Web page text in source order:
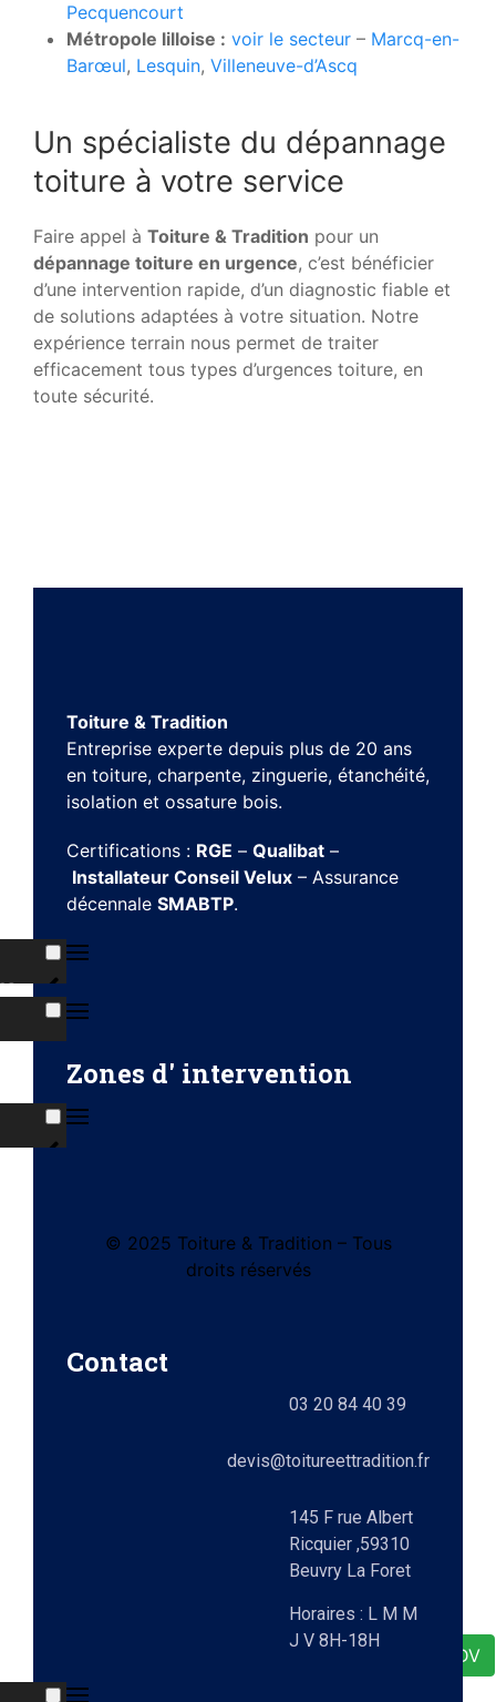
Demande de RDV
Pecquencourt
Métropole lilloise : voir le secteur – Marcq-en-
Barœul, Lesquin, Villeneuve-d’Ascq
Un spécialiste du dépannage
toiture à votre service
Faire appel à Toiture & Tradition pour un
dépannage toiture en urgence, c’est bénéficier
d’une intervention rapide, d’un diagnostic fiable et
de solutions adaptées à votre situation. Notre
expérience terrain nous permet de traiter
efficacement tous types d’urgences toiture, en
toute sécurité.
Toiture & Tradition
Entreprise experte depuis plus de 20 ans
en toiture, charpente, zinguerie, étanchéité,
isolation et ossature bois.
Certifications : RGE – Qualibat –
Installateur Conseil Velux – Assurance
décennale SMABTP.
Zones d' intervention
© 2025 Toiture & Tradition – Tous
droits réservés
Contact
03 20 84 40 39
devis@toitureettradition.fr
145 F rue Albert
Ricquier ,59310
Beuvry La Foret
Horaires : L M M
J V 8H-18H